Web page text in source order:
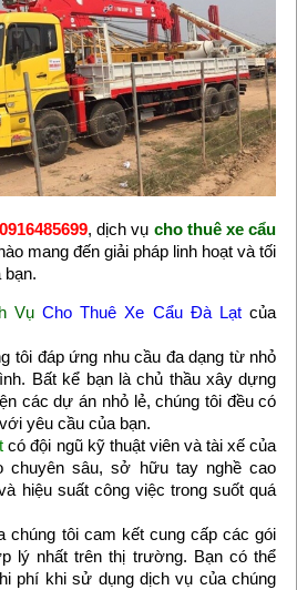
0916485699, dịch vụ cho thuê xe cẩu
mang đến giải pháp linh hoạt và tối
bạn.
Vụ Cho Thuê Xe Cẩu Đà Lạtcủa
tôi đáp ứng nhu cầu đa dạng từ nhỏ
Bất kể bạn là chủ thầu xây dựng
các dự án nhỏ lẻ, chúng tôi đều có
yêu cầu của bạn.
có đội ngũ kỹ thuật viên và tài xế của
chuyên sâu, sở hữu tay nghề cao
hiệu suất công việc trong suốt quá
chúng tôi cam kết cung cấp các gói
lý nhất trên thị trường. Bạn có thể
phí khi sử dụng dịch vụ của chúng